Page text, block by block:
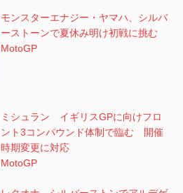
モンスターエナジー・ヤマハ、シルバ
ーストーンで夏休み明け初戦に挑む
MotoGP
ミシュラン イギリスGPに向けフロ
ント3コンパウンド体制で臨む 開催
時期変更に対応
MotoGP